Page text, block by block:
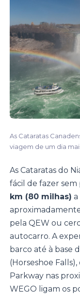
As Cataratas
viagem de um dia
As Cataratas do
fácil de fazer sem
km (80 milhas) a
pela QEW ou
autocarro. A
barco até à base
(Horseshoe
Parkway nas
WEGO ligam os